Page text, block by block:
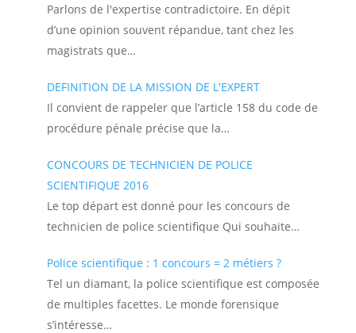
Parlons de l'expertise contradictoire. En dépit
d’une opinion souvent répandue, tant chez les
magistrats que…
DEFINITION DE LA MISSION DE L'EXPERT
Il convient de rappeler que l’article 158 du code de
procédure pénale précise que la…
CONCOURS DE TECHNICIEN DE POLICE
SCIENTIFIQUE 2016
Le top départ est donné pour les concours de
technicien de police scientifique Qui souhaite…
Police scientifique : 1 concours = 2 métiers ?
Tel un diamant, la police scientifique est composée
de multiples facettes. Le monde forensique
s’intéresse…